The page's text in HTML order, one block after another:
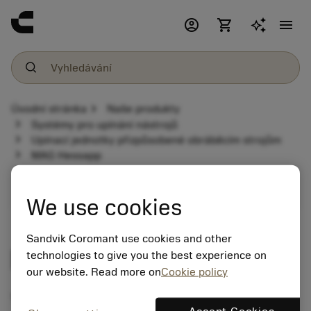
account_circle shopping_cart menu
Úvodní stránka chevron_right Naše produkty
Systémy pro upínání nástrojů
chevron_right Upínací jednotky přizpůsobené obráběcím strojům
chevron_right MAG Hessapp
MAG Hessapp
We use cookies
Sandvik Coromant use cookies and other
technologies to give you the best experience on
our website. Read more onCookie policy